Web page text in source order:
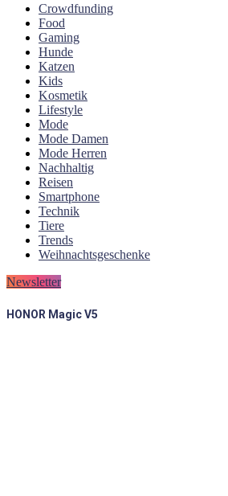
Crowdfunding
Food
Gaming
Hunde
Katzen
Kids
Kosmetik
Lifestyle
Mode
Mode Damen
Mode Herren
Nachhaltig
Reisen
Smartphone
Technik
Tiere
Trends
Weihnachtsgeschenke
Newsletter
HONOR Magic V5